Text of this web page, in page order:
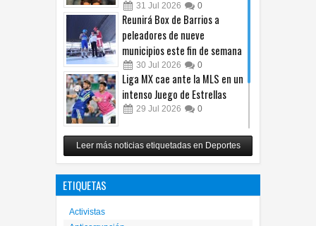
31 Jul 2026 0
Reunirá Box de Barrios a
peleadores de nueve
municipios este fin de semana
30 Jul 2026 0
Liga MX cae ante la MLS en un
intenso Juego de Estrellas
29 Jul 2026 0
México vence 2-0 a Costa Rica
y avanza a cuartos del
Leer más noticias etiquetadas en Deportes
ETIQUETAS
Activistas